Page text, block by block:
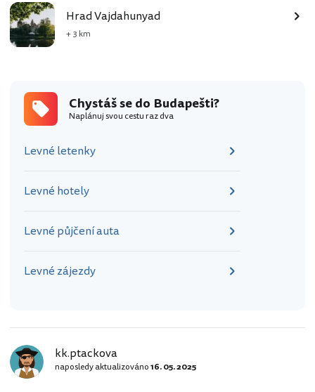
Hrad Vajdahunyad
+ 3 km
Chystáš se do Budapešti?
Naplánuj svou cestu raz dva
Levné letenky
Levné hotely
Levné půjčení auta
Levné zájezdy
kk.ptackova
naposledy aktualizováno16. 05. 2025